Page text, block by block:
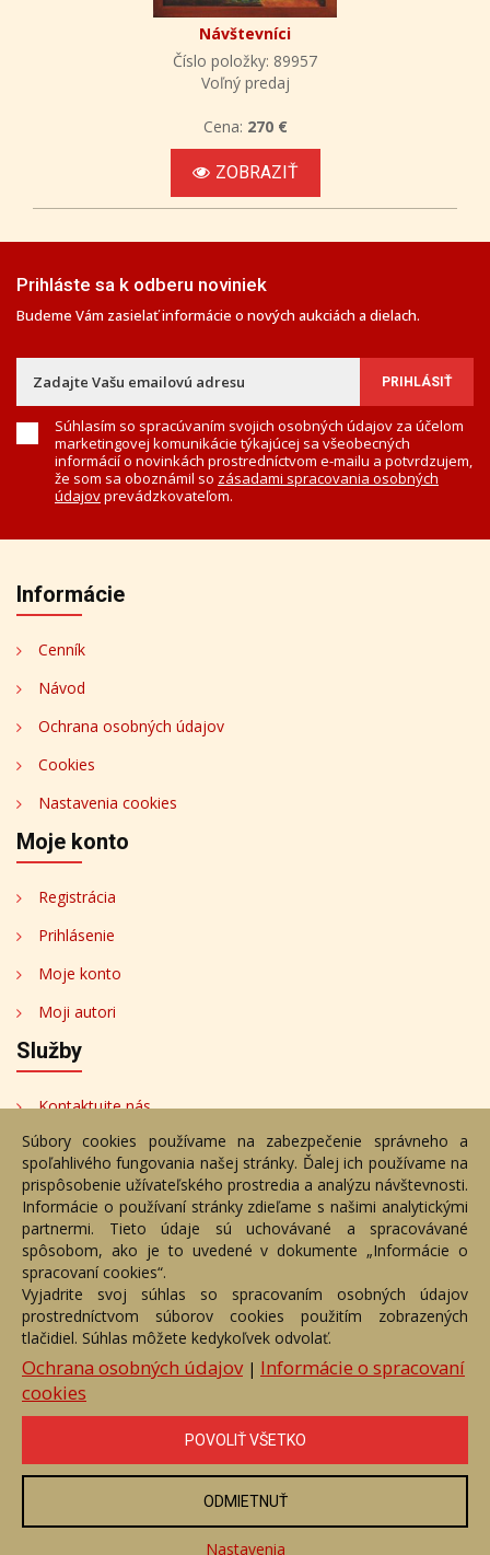
Návštevníci
Číslo položky: 89957
Voľný predaj
Cena: 270 €
ZOBRAZIŤ
Prihláste sa k odberu noviniek
Budeme Vám zasielať informácie o nových aukciách a dielach.
Súhlasím so spracúvaním svojich osobných údajov za účelom
marketingovej komunikácie týkajúcej sa všeobecných
informácií o novinkách prostredníctvom e-mailu a potvrdzujem,
že som sa oboznámil so zásadami spracovania osobných
údajovprevádzkovateľom.
Informácie
Cenník
Návod
Ochrana osobných údajov
Cookies
Nastavenia cookies
Moje konto
Registrácia
Prihlásenie
Moje konto
Moji autori
Služby
Kontaktujte nás
Bezplatné poradenstvo
Adresa
Nižný Hrušov 333, 094 22,
Slovenská republika
+421 905 356 921
+421 905 959 101
eantik@eantik.sk
Kontakt
Bezplatné poradenstvo
Biografie autorov
eAntik.sk © 2007 - 2026
Akékoľvek používanie obrazových a textových súčastí tejto stránky je
Súbory cookies používame na zabezpečenie správneho a
spoľahlivého fungovania našej stránky. Ďalej ich používame na
prispôsobenie užívateľského prostredia a analýzu návštevnosti.
Informácie o používaní stránky zdieľame s našimi analytickými
partnermi. Tieto údaje sú uchovávané a spracovávané
spôsobom, ako je to uvedené v dokumente „Informácie o
spracovaní cookies“.
Vyjadrite svoj súhlas so spracovaním osobných údajov
prostredníctvom súborov cookies použitím zobrazených
tlačidiel. Súhlas môžete kedykoľvek odvolať.
Ochrana osobných údajov| Informácie o spracovaní
cookies
POVOLIŤ VŠETKO
ODMIETNUŤ
Nastavenia